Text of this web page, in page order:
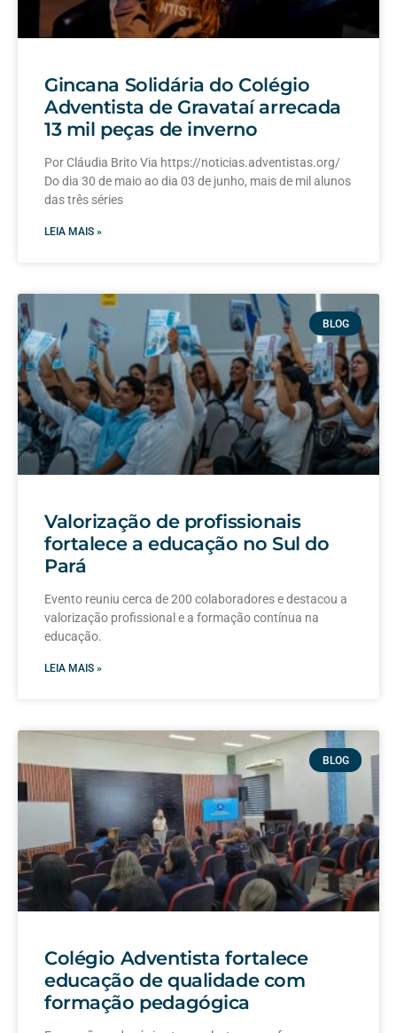
Gincana Solidária do Colégio
Adventista de Gravataí arrecada
13 mil peças de inverno
Por Cláudia Brito Via https://noticias.adventistas.org/
Do dia 30 de maio ao dia 03 de junho, mais de mil alunos
das três séries
LEIA MAIS »
BLOG
Valorização de profissionais
fortalece a educação no Sul do
Pará
Evento reuniu cerca de 200 colaboradores e destacou a
valorização profissional e a formação contínua na
educação.
LEIA MAIS »
BLOG
Colégio Adventista fortalece
educação de qualidade com
formação pedagógica